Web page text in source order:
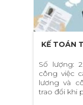
KẾ TOÁN
Số lượng:
công việc
lương và
trao đổi khi